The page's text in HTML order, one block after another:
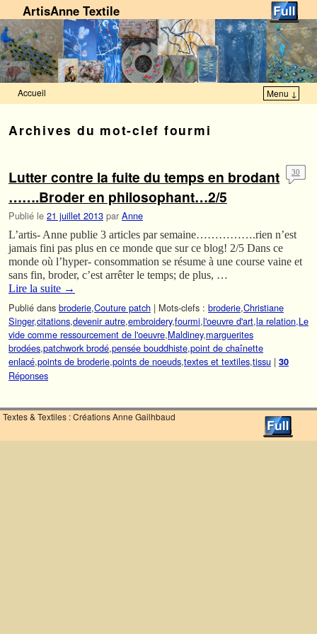
ArtisAnne Textile
Accueil Menu ↓
Archives du mot-clef fourmi
Lutter contre la fuite du temps en brodant
…….Broder en philosophant…2/5
Publié le 21 juillet 2013 par Anne
30
L’artis- Anne publie 3 articles par semaine…………….rien n’est
jamais fini pas plus en ce monde que sur ce blog! 2/5 Dans ce
monde où l’hyper- consommation se résume à une course vaine et
sans fin, broder, c’est arrêter le temps; de plus, …
Lire la suite →
Publié dans broderie,Couture patch | Mots-clefs : broderie,Christiane
Singer,citations,devenir autre,embroidery,fourmi,l'oeuvre d'art,la relation,Le
vide comme ressourcement de l'oeuvre,Maldiney,marguerites
brodées,patchwork brodé,pensée bouddhiste,point de chaînette
enlacé,points de broderie,points de noeuds,textes et textiles,tissu | 30
Réponses
Textes & Textiles : Créations Anne Gailhbaud